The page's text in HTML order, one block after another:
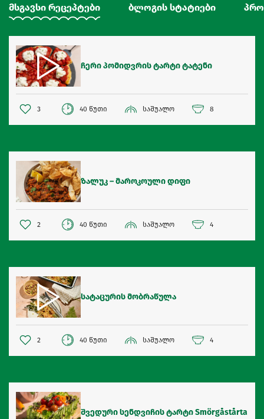
მსგავსი რეცეპტები ბლოგის სტატიები
ჩერი პომიდვრის ტარტი ტატენი
3 40 წუთი საშუალო 8
ზალუკ – მაროკოული დიფი
2 40 წუთი საშუალო 4
სატაცურის მობრაწულა
2 40 წუთი საშუალო 4
შვედური სენდვიჩის ტარტი Smörgåstårta